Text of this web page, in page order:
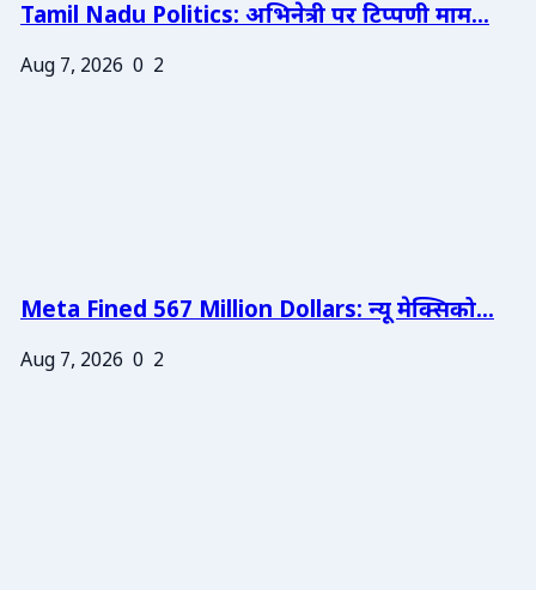
Tamil Nadu Politics: अभिनेत्री पर टिप्पणी माम...
Aug 7, 2026 0 2
Meta Fined 567 Million Dollars: न्यू मेक्सिको...
Aug 7, 2026 0 2